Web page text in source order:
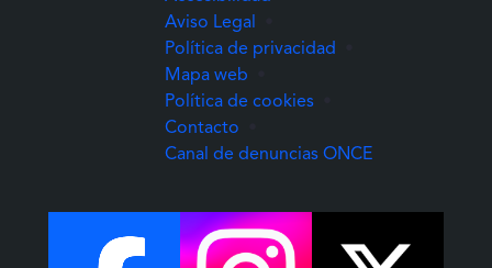
Aviso Legal
Política de privacidad
Mapa web
Política de cookies
Contacto
Canal de denuncias ONCE(Abre una